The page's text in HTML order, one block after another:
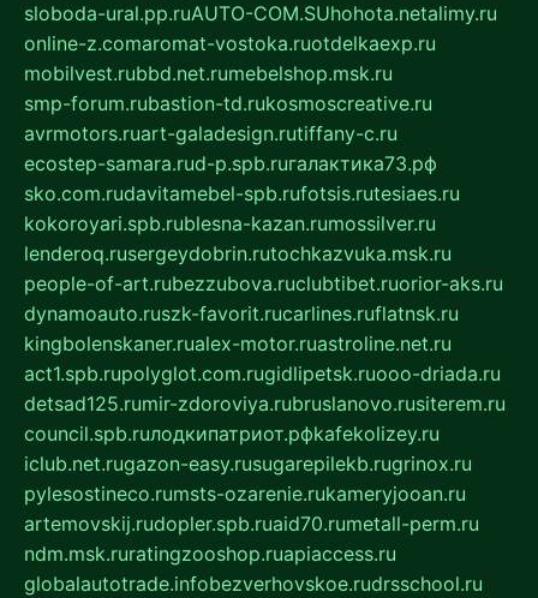
sloboda-ural.pp.ruAUTO-COM.SUhohota.netalimy.ru
online-z.comaromat-vostoka.ruotdelkaexp.ru
mobilvest.rubbd.net.rumebelshop.msk.ru
smp-forum.rubastion-td.rukosmoscreative.ru
avrmotors.ruart-galadesign.rutiffany-c.ru
ecostep-samara.rud-p.spb.ruгалактика73.рф
sko.com.rudavitamebel-spb.rufotsis.rutesiaes.ru
kokoroyari.spb.rublesna-kazan.rumossilver.ru
lenderoq.rusergeydobrin.rutochkazvuka.msk.ru
people-of-art.rubezzubova.ruclubtibet.ruorior-aks.ru
dynamoauto.ruszk-favorit.rucarlines.ruflatnsk.ru
kingbolenskaner.rualex-motor.ruastroline.net.ru
act1.spb.rupolyglot.com.rugidlipetsk.ruooo-driada.ru
detsad125.rumir-zdoroviya.rubruslanovo.rusiterem.ru
council.spb.ruлодкипатриот.рфkafekolizey.ru
iclub.net.rugazon-easy.rusugarepilekb.rugrinox.ru
pylesostineco.rumsts-ozarenie.rukameryjooan.ru
artemovskij.rudopler.spb.ruaid70.rumetall-perm.ru
ndm.msk.ruratingzooshop.ruapiaccess.ru
globalautotrade.infobezverhovskoe.rudrsschool.ru